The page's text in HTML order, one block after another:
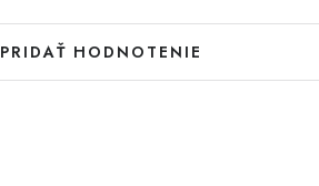
PRIDAŤ HODNOTENIE